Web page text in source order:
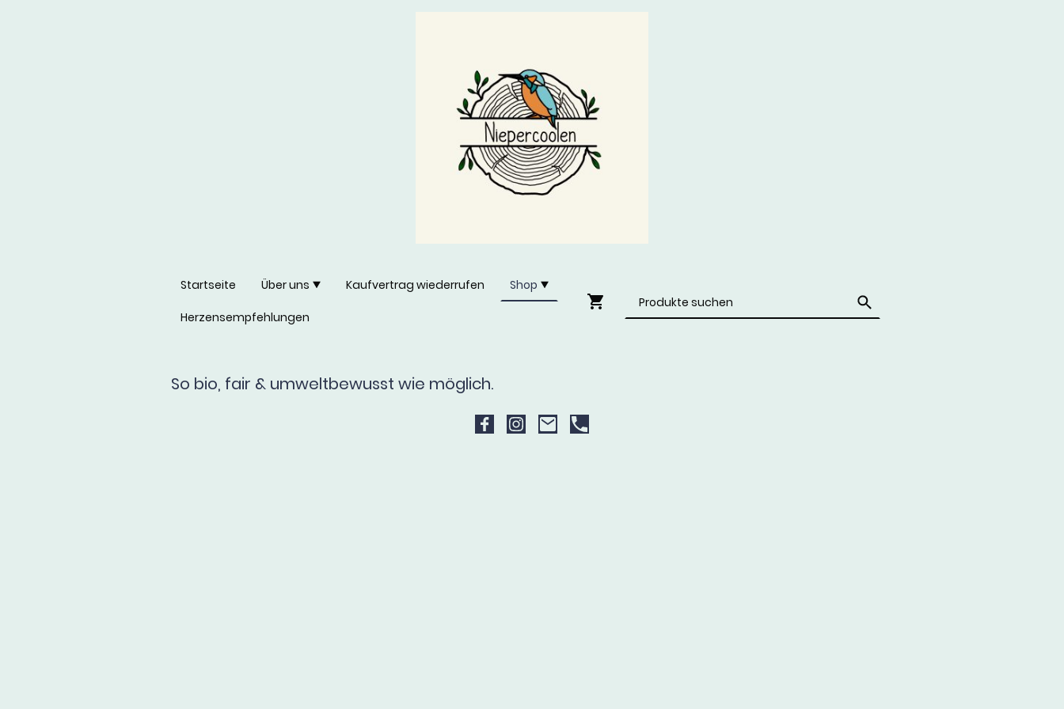
Startseite Über uns Kaufvertrag wiederrufen Shop
Herzensempfehlungen
So bio, fair & umweltbewusst wie möglich.